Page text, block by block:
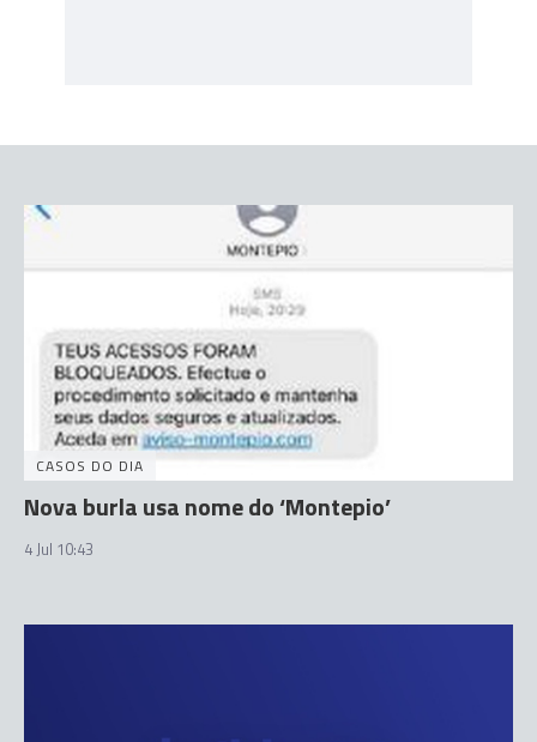
CASOS DO DIA
Nova burla usa nome do ‘Montepio’
4 Jul 10:43